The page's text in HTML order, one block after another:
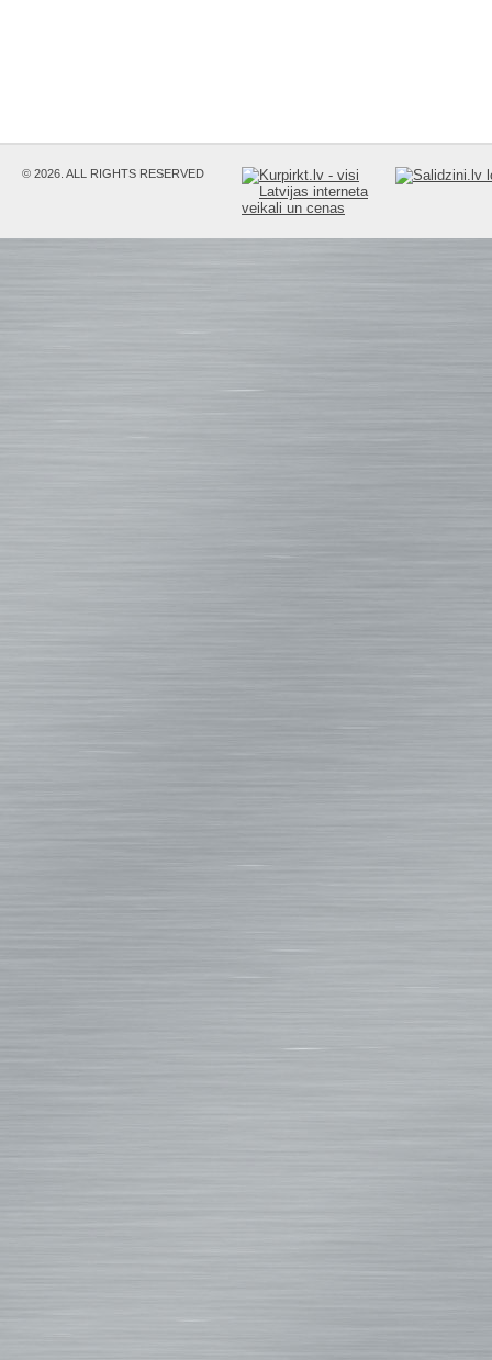
© 2026. ALL RIGHTS RESERVED